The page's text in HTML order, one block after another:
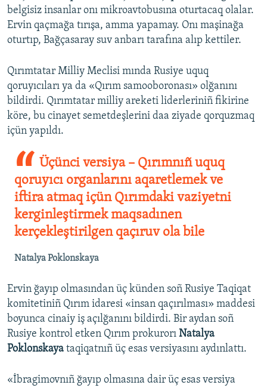
belgisiz insanlar onı mikroavtobusına oturtacaq olalar.
Ervin qaçmağa tırışa, amma yapamay. Onı maşinağa
oturtıp, Bağçasaray suv anbarı tarafına alıp kettiler.
Qırımtatar Milliy Meclisi mında Rusiye uquq
qoruyıcıları ya da «Qırım samooboronası» olğanını
bildirdi. Qırımtatar milliy areketi liderleriniñ fikirine
köre, bu cinayet semetdeşlerini daa ziyade qorquzmaq
içün yapıldı.
Üçünci versiya – Qırımnıñ uquq
qoruyıcı organlarını aqaretlemek ve
iftira atmaq içün Qırımdaki vaziyetni
kerginleştirmek maqsadınen
kerçekleştirilgen qaçıruv ola bile
Natalya Poklonskaya
Ervin ğayıp olmasından üç künden soñ Rusiye Taqiqat
komitetiniñ Qırım idaresi «insan qaçırılması» maddesi
boyunca cinaiy iş açılğanını bildirdi. Bir aydan soñ
Rusiye kontrol etken Qırım prokurorı Natalya
Poklonskaya taqiqatnıñ üç esas versiyasını aydınlattı.
«İbragimovnıñ ğayıp olmasına dair üç esas versiya